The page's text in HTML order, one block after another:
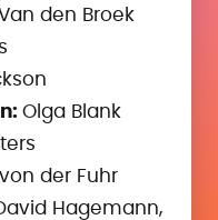
den Broek
Olga Blank
der Fuhr
Hagemann,